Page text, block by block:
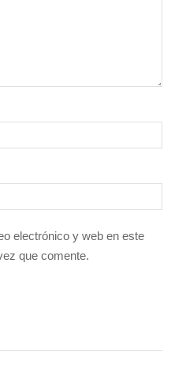
electrónico y web en este
que comente.